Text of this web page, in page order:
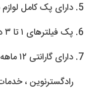
دارای پک کامل
پک فیلترهای ۱ تا ۳ دستگاه اشانتیون
دارای
رادگسترنوین ،